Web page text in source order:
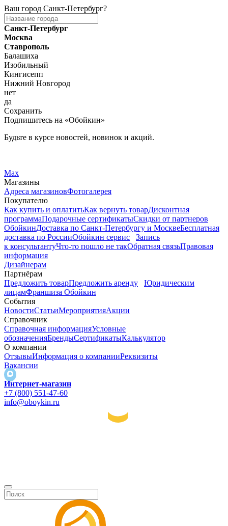
Ваш город Санкт-Петербург?
Санкт-Петербург
Москва
Ставрополь
Балашиха
Изобильный
Кингисепп
Нижний Новгород
нет
да
Сохранить
Подпишитесь на «Обойкин»
Будьте в курсе новостей, новинок и акций.
Max
Магазины
Адреса магазиновФотогалерея
Покупателю
Как купить и оплатитьКак вернуть товарДисконтная
программаПодарочные сертификатыСкидки от партнеров
ОбойкинДоставка по Санкт-Петербургу и МосквеБесплатная
доставка по РоссииОбойкин сервис
Запись
к консультантуЧто-то пошло не такОбратная связьПравовая
информация
Дизайнерам
Партнёрам
Предложить товарПредложить аренду
Юридическим
лицамФраншиза Обойкин
События
НовостиСтатьиМероприятияАкции
Справочник
Справочная информацияУсловные
обозначенияБрендыСертификатыКалькулятор
О компании
ОтзывыИнформация о компанииРеквизиты
Вакансии
Интернет-магазин
+7 (800) 551-47-60
info@oboykin.ru